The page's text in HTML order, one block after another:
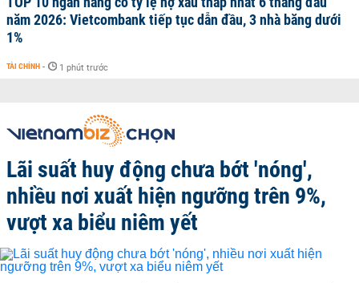
năm 2026: Vietcombank tiếp tục dẫn đầu, 3 nhà băng dưới
1%
TÀI CHÍNH - 1 phút trước
Lãi suất huy động chưa bớt 'nóng',
nhiều nơi xuất hiện ngưỡng trên 9%,
vượt xa biểu niêm yết